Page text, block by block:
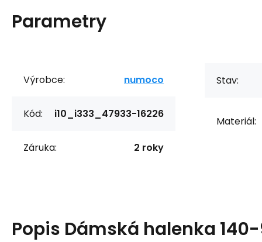
Parametry
Výrobce: numoco
Kód: i10_i333_47933-16226
Záruka: 2 roky
Stav:
Materiál:
Popis Dámská halenka